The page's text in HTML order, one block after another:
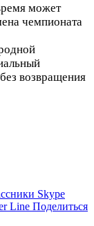
может
чемпионата
возвращения
Skype
Line Поделиться